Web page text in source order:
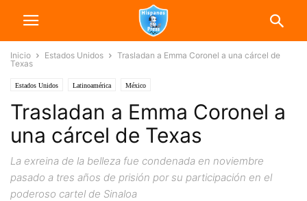
Inicio Estados Unidos
Trasladan a Emma Coronel a una cárcel de
Texas
Estados Unidos Latinoamérica México
Trasladan a Emma Coronel a
una cárcel de Texas
La exreina de la belleza fue condenada en noviembre
pasado a tres años de prisión por su participación en el
poderoso cartel de Sinaloa